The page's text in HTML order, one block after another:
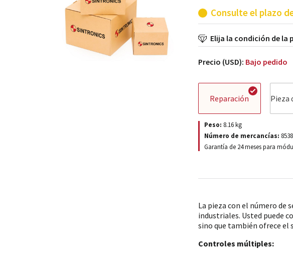
Consulte el plazo
Elija la condición de la
Precio (USD): Bajo pedido
Reparación Pieza
Peso: 8.16kg
Número de mercancías:
Garantía de 24 meses para
La pieza con el número de
industriales. Usted puede
sino que también ofrece el
Controles múltiples: